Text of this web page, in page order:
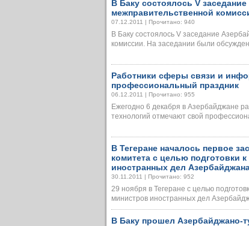
В Баку состоялось V
межправительственной
07.12.2011 | Прочитано: 940
В Баку состоялось V заседание
комиссии. На заседании были
Работники сферы связи и
профессиональный праздник
06.12.2011 | Прочитано: 955
Ежегодно 6 декабря в Азербайджане
технологий отмечают свой
В Тегеране началось первое
комитета с целью подготовки
иностранных дел
30.11.2011 | Прочитано: 952
29 ноября в Тегеране с целью
министров иностранных дел
В Баку прошел Азербайджано-